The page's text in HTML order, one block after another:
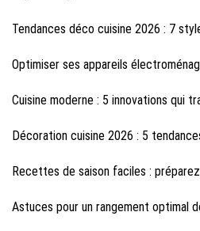
Tendances déco cuisine 2026 : 7
Optimiser ses appareils
Cuisine moderne : 5 innovations qui
Décoration cuisine 2026 : 5
Recettes de saison faciles :
Astuces pour un rangement optimal